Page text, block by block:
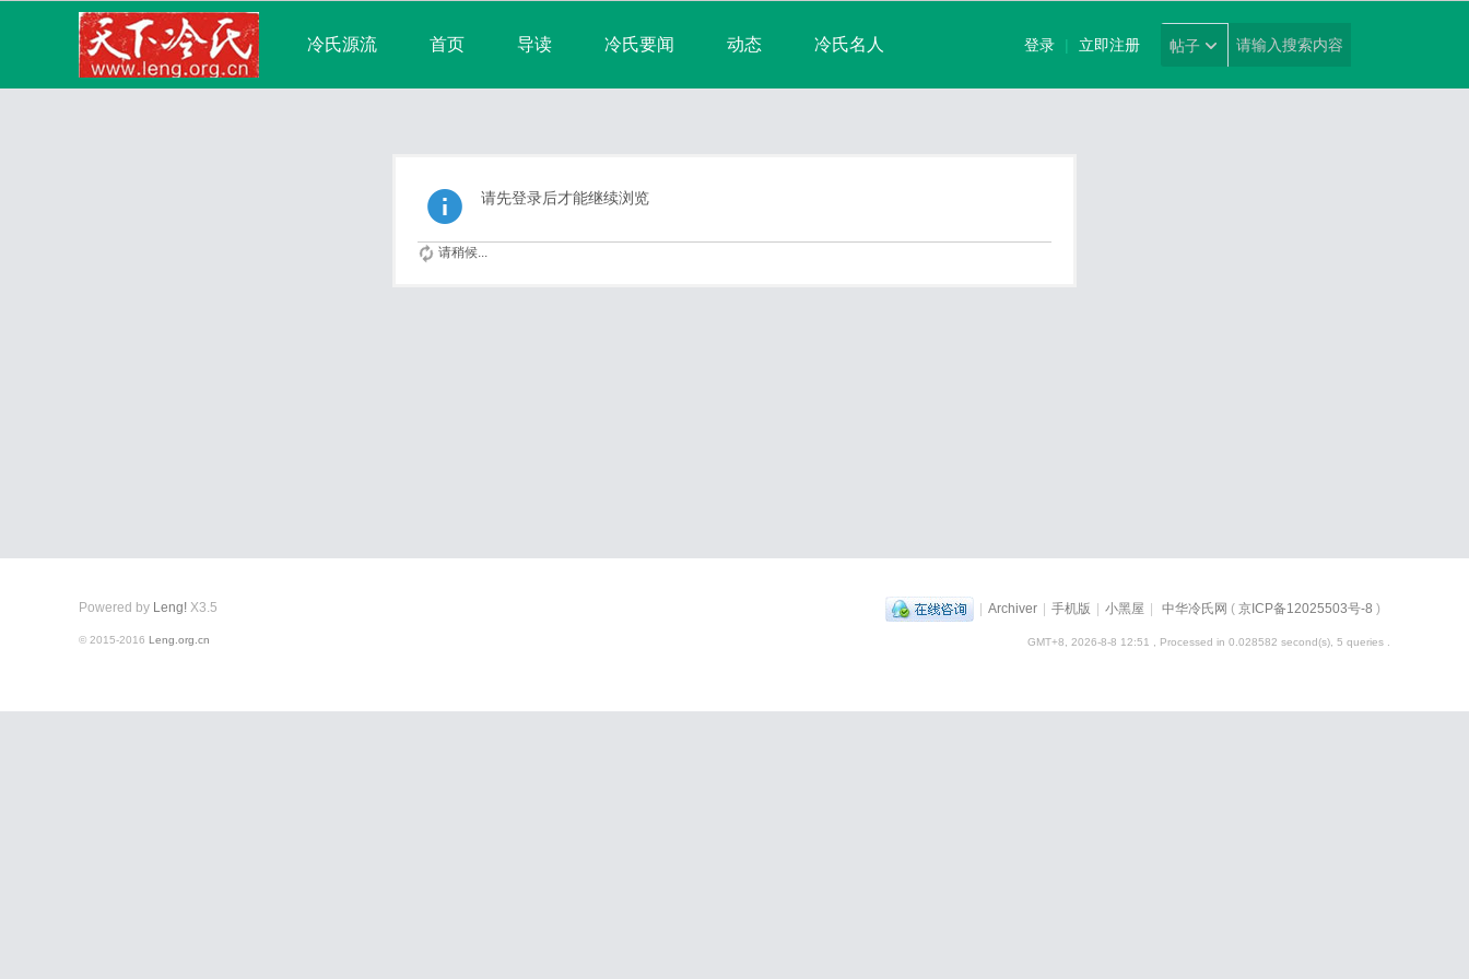
冷氏源流 首页 导读 冷氏要闻 动态 冷氏名人 帖子
登录 | 立即注册
请先登录后才能继续浏览
请稍候...
| Archiver | 手机版 | 小黑屋 | 中华冷氏网 ( 京ICP备12025503号-8 )
GMT+8, 2026-8-8 12:51 , Processed in 0.028582 second(s), 5 queries .
Powered by Leng! X3.5
© 2015-2016 Leng.org.cn